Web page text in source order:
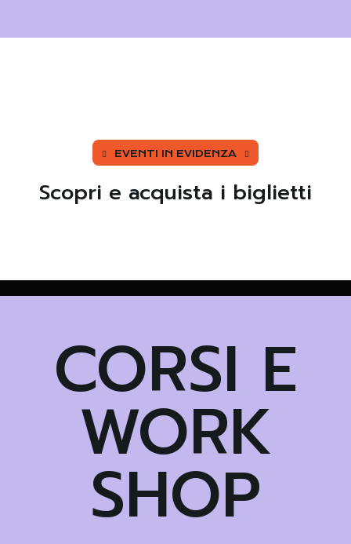
EVENTI IN EVIDENZA
Scopri e acquista i biglietti
CORSI E
WORK
SHOP